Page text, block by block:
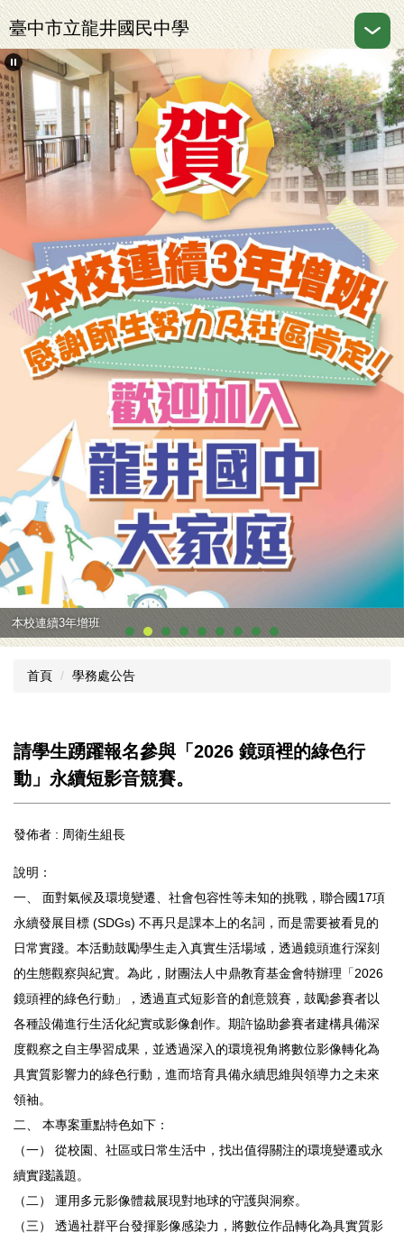
跳
到
主
要
內
容
區
臺中市立龍井國民中學
本校連續3年增班
首頁 學務處公告
請學生踴躍報名參與「2026 鏡頭裡的綠色行
動」永續短影音競賽。
發佈者 : 周衛生組長
說明：
一、 面對氣候及環境變遷、社會包容性等未知的挑戰，聯合國17項
永續發展目標 (SDGs) 不再只是課本上的名詞，而是需要被看見的
日常實踐。本活動鼓勵學生走入真實生活場域，透過鏡頭進行深刻
的生態觀察與紀實。為此，財團法人中鼎教育基金會特辦理「2026
鏡頭裡的綠色行動」，透過直式短影音的創意競賽，鼓勵參賽者以
各種設備進行生活化紀實或影像創作。期許協助參賽者建構具備深
度觀察之自主學習成果，並透過深入的環境視角將數位影像轉化為
具實質影響力的綠色行動，進而培育具備永續思維與領導力之未來
領袖。
二、 本專案重點特色如下：
（一） 從校園、社區或日常生活中，找出值得關注的環境變遷或永
續實踐議題。
（二） 運用多元影像體裁展現對地球的守護與洞察。
（三） 透過社群平台發揮影像感染力，將數位作品轉化為具實質影